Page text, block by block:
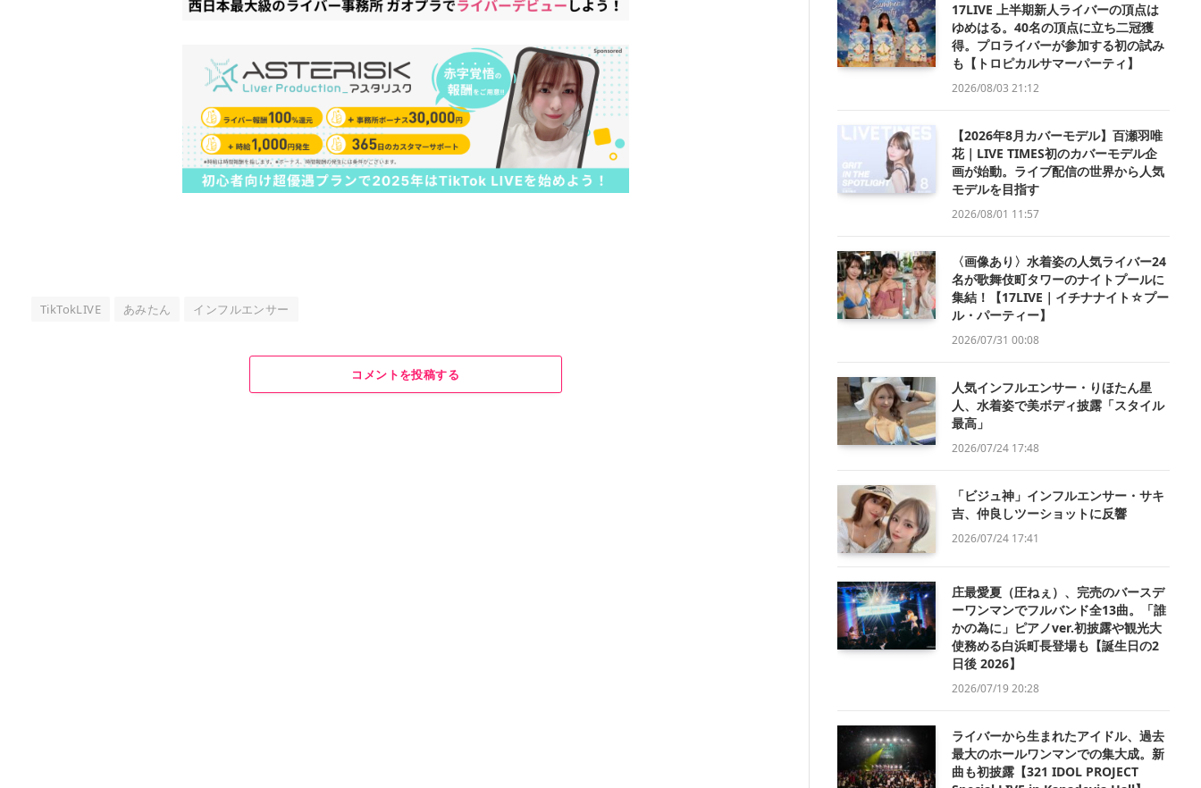
TikTokLIVE あみたん インフルエンサー
コメントを投稿する
17LIVE 上半期新人ライバーの頂点は
ゆめはる。40名の頂点に立ち二冠獲
得。プロライバーが参加する初の試み
も【トロピカルサマーパーティ】
2026/08/03 21:12
【2026年8月カバーモデル】百瀬羽唯
花｜LIVE TIMES初のカバーモデル企
画が始動。ライブ配信の世界から人気
モデルを目指す
2026/08/01 11:57
〈画像あり〉水着姿の人気ライバー24
名が歌舞伎町タワーのナイトプールに
集結！【17LIVE｜イチナナイト☆プー
ル・パーティー】
2026/07/31 00:08
人気インフルエンサー・りほたん星
人、水着姿で美ボディ披露「スタイル
最高」
2026/07/24 17:48
「ビジュ神」インフルエンサー・サキ
吉、仲良しツーショットに反響
2026/07/24 17:41
庄最愛夏（圧ねぇ）、完売のバースデ
ーワンマンでフルバンド全13曲。「誰
かの為に」ピアノver.初披露や観光大
使務める白浜町長登場も【誕生日の2
日後 2026】
2026/07/19 20:28
ライバーから生まれたアイドル、過去
最大のホールワンマンでの集大成。新
曲も初披露【321 IDOL PROJECT